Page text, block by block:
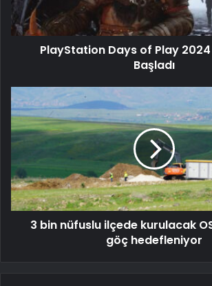
PlayStation Days of Play
Başladı
3 bin nüfuslu ilçede kurulacak
göç hedefleniyor